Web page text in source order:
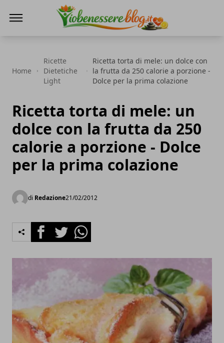
Home
Ricette
Dietetiche
Light
Ricetta torta di mele: un dolce con
la frutta da 250 calorie a porzione -
Dolce per la prima colazione
Ricetta torta di mele: un
dolce con la frutta da 250
calorie a porzione - Dolce
per la prima colazione
di Redazione21/02/2012
FacebookTwitterWhatsapp